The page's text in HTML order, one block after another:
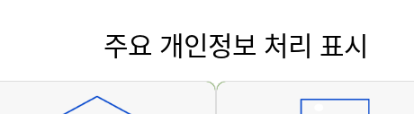
주요 개인정보 처리 표시